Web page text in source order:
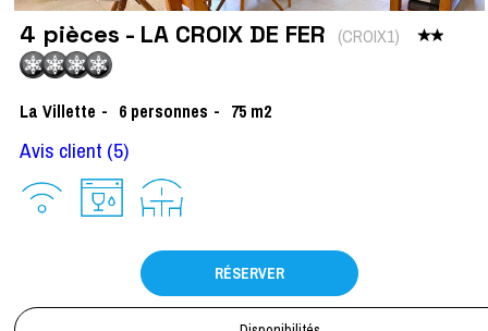
4 pièces - LA CROIX DE FER (CROIX1)
La Villette 6 personnes 75 m2
Avis client (5)
RÉSERVER